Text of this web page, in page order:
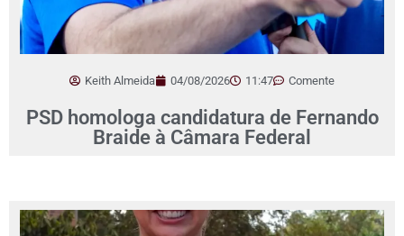
Keith Almeida 04/08/2026 11:47 Comente
PSD homologa candidatura de Fernando
Braide à Câmara Federal